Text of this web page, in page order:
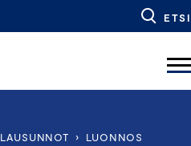
ETSI
LAUSUNNOT ›
LUONNOS